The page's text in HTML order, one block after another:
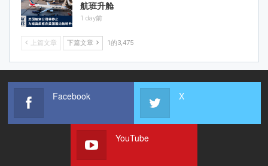
航班升舱
1 day前
上篇文章 下篇文章 1的3,475
Facebook X
YouTube